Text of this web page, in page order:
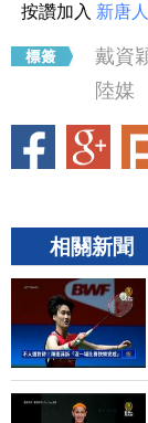
按讚加入 新唐
戴資
陸媒
相關新聞